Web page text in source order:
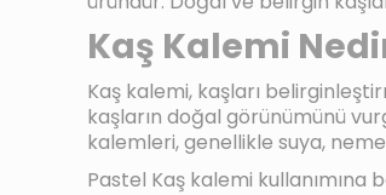
Kaş Kalemi
Kaş kalemi, kaşları
kaşların doğal görünümünü
kalemleri, genellikle suya,
Pastel Kaş kalemi kullanımına